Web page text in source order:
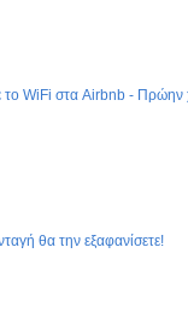
το WiFi στα Airbnb - Πρώην
θα την εξαφανίσετε!